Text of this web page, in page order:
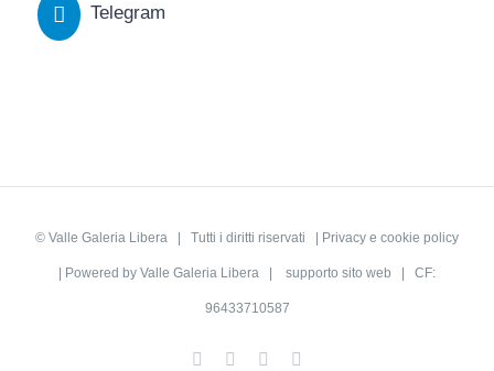
Telegram
© Valle Galeria Libera | Tutti i diritti riservati | Privacy e cookie policy
| Powered by Valle Galeria Libera | supporto sito web | CF:
96433710587
Facebook
TwitterInstagram